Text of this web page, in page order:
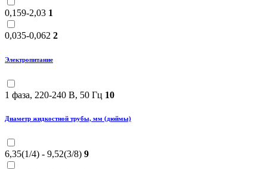
0,159-2,03 1
0,035-0,062 2
Электропитание
1 фаза, 220-240 В, 50 Гц 10
Диаметр жидкостной трубы, мм (дюймы)
6,35(1/4) - 9,52(3/8) 9